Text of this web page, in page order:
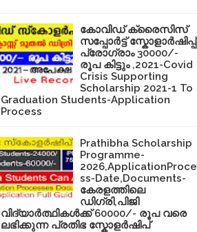
കോവിഡ് ക്രൈസിസ്
സപ്പോർട്ട് സ്കോളാർഷിപ്പ്
പ്രോഗ്രാം 30000/-
രൂപ കിട്ടും ,2021-Covid
Crisis Supporting
Scholarship 2021-1 To
Graduation Students-Application
Process
Prathibha Scholarship
Programme-
2026,ApplicationProce
ss-Date,Documents-
കേരളത്തിലെ
ഡിഗ്രി,പിജി
വിദ്യാർത്ഥികൾക്ക് 60000/- രൂപ വരെ
ലഭിക്കുന്ന പ്രതിഭ സ്കോളർഷിപ്